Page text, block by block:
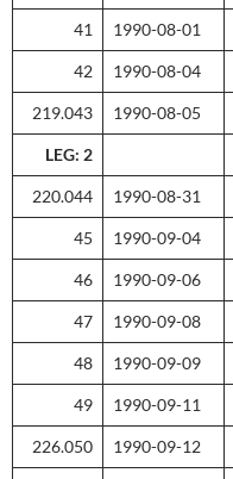
41 1990-08-01
42 1990-08-04
219.043 1990-08-05
LEG: 2
220.044 1990-08-31
45 1990-09-04
46 1990-09-06
47 1990-09-08
48 1990-09-09
49 1990-09-11
226.050 1990-09-12